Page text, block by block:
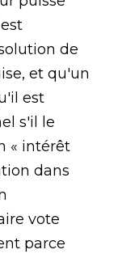
de
et qu'un
est
s'il le
« intérêt
dans
vote
parce